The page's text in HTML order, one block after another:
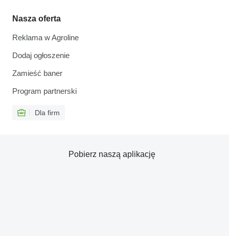
Nasza oferta
Reklama w Agroline
Dodaj ogłoszenie
Zamieść baner
Program partnerski
Dla firm
Pobierz naszą aplikację